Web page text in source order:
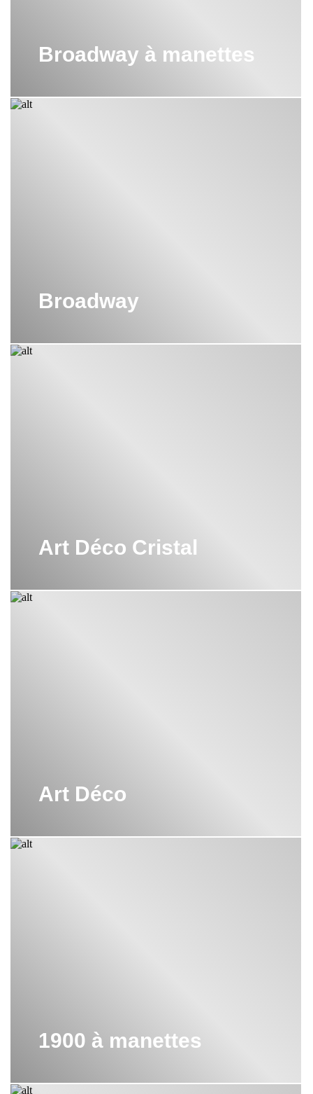
Broadway à manettes
Broadway
Art Déco Cristal
Art Déco
1900 à manettes